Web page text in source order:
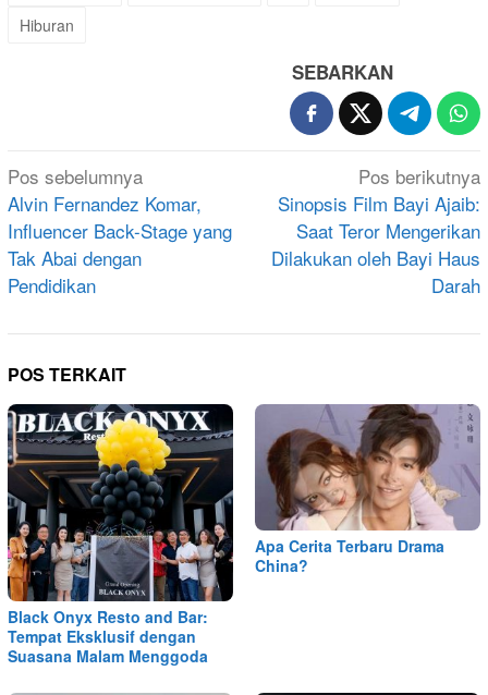
Hiburan
SEBARKAN
Navigasi
pos
Pos sebelumnya
Alvin Fernandez Komar,
Influencer Back-Stage yang
Tak Abai dengan
Pendidikan
Pos berikutnya
Sinopsis Film Bayi Ajaib:
Saat Teror Mengerikan
Dilakukan oleh Bayi Haus
Darah
POS TERKAIT
Black Onyx Resto and Bar:
Tempat Eksklusif dengan
Suasana Malam Menggoda
Apa Cerita Terbaru Drama
China?